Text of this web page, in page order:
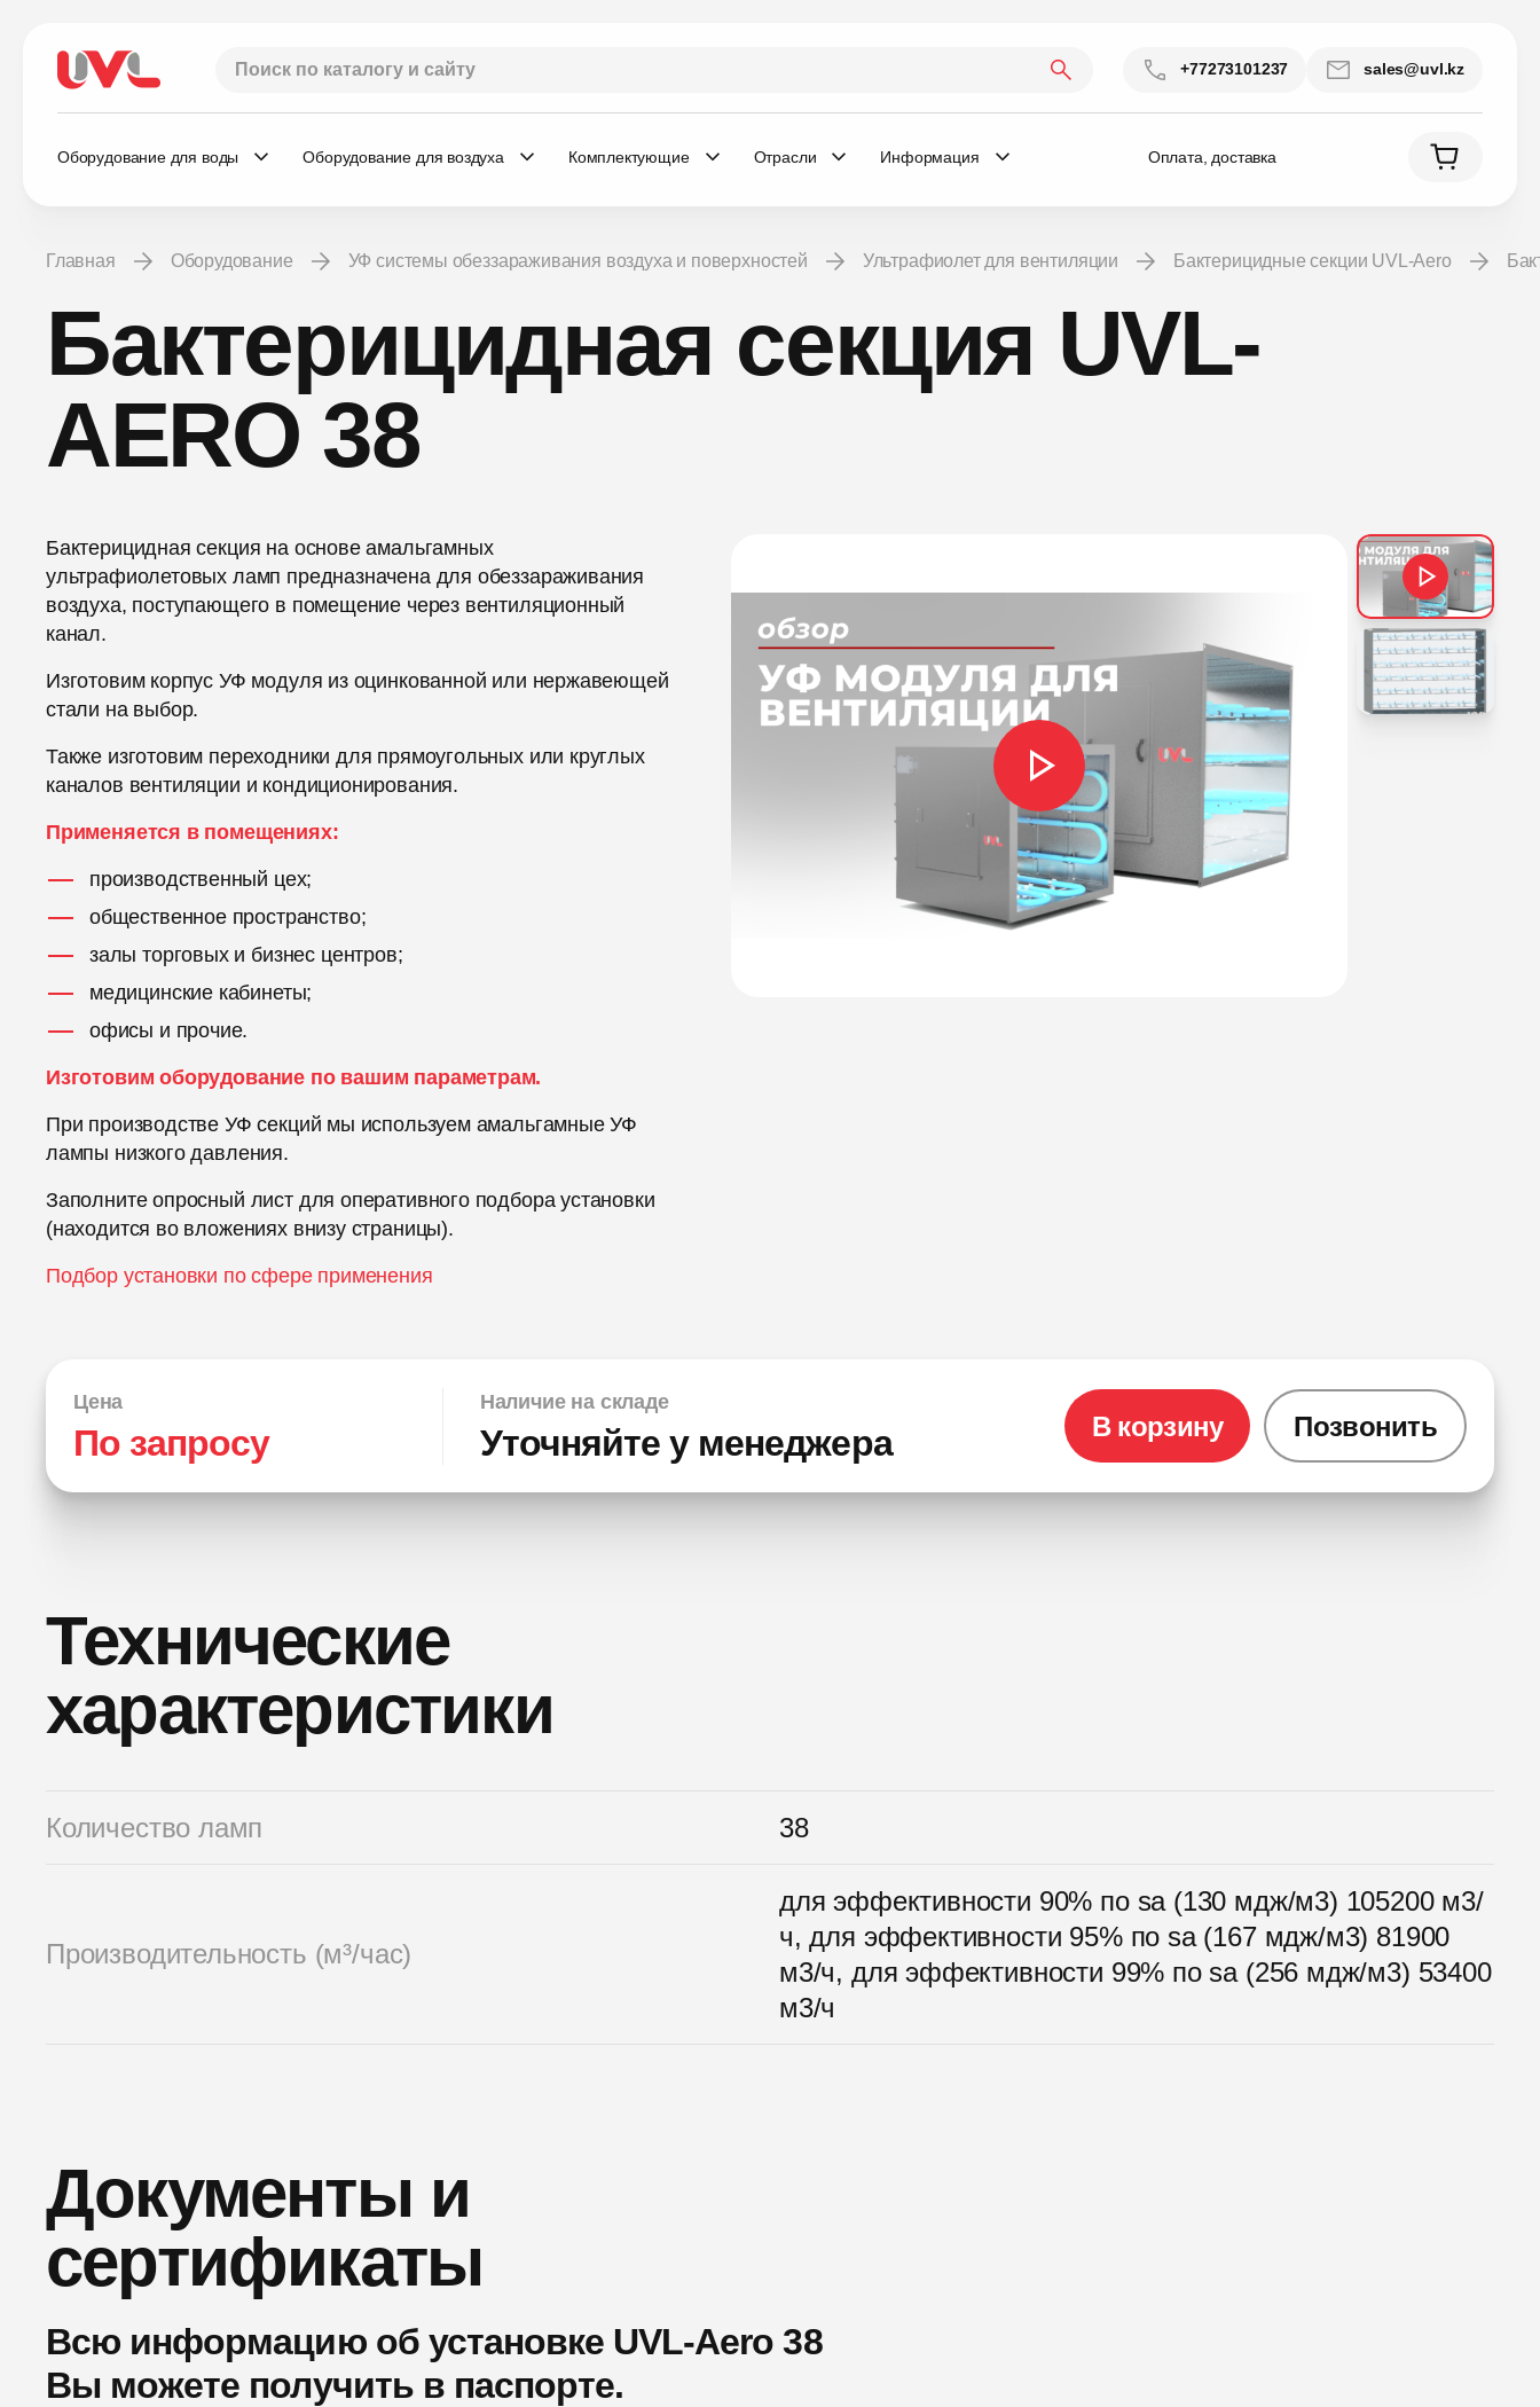
+77273101237 sales@uvl.kz
Оборудование для воды Оборудование для воздуха Комплектующие Отрасли Информация Оплата, доставка
Главная Оборудование УФ системы обеззараживания воздуха и поверхностей Ультрафиолет для вентиляции Бактерицидные секции UVL-Aero
Бактерицидная секция UVL-
AERO 38
Бактерицидная секция на основе амальгамных
ультрафиолетовых ламп предназначена для обеззараживания
воздуха, поступающего в помещение через вентиляционный
канал.
Изготовим корпус УФ модуля из оцинкованной или нержавеющей
стали на выбор.
Также изготовим переходники для прямоугольных или круглых
каналов вентиляции и кондиционирования.
Применяется в помещениях:
производственный цех;
общественное пространство;
залы торговых и бизнес центров;
медицинские кабинеты;
офисы и прочие.
Изготовим оборудование по вашим параметрам.
При производстве УФ секций мы используем амальгамные УФ
лампы низкого давления.
Заполните опросный лист для оперативного подбора установки
(находится во вложениях внизу страницы).
Подбор установки по сфере применения
Цена
По запросу
Наличие на складе
Уточняйте у менеджера В корзину Позвонить
Технические
характеристики
Количество ламп 38
Производительность (м³/час)
для эффективности 90% по sa (130 мдж/м3) 105200 м3/
ч, для эффективности 95% по sa (167 мдж/м3) 81900
м3/ч, для эффективности 99% по sa (256 мдж/м3) 53400
м3/ч
Документы и
сертификаты
Всю информацию об установке UVL-Aero 38
Вы можете получить в паспорте.